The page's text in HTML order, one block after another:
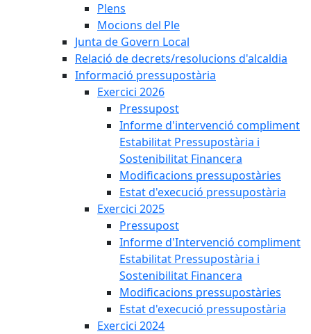
Plens
Mocions del Ple
Junta de Govern Local
Relació de decrets/resolucions d'alcaldia
Informació pressupostària
Exercici 2026
Pressupost
Informe d'intervenció compliment
Estabilitat Pressupostària i
Sostenibilitat Financera
Modificacions pressupostàries
Estat d'execució pressupostària
Exercici 2025
Pressupost
Informe d'Intervenció compliment
Estabilitat Pressupostària i
Sostenibilitat Financera
Modificacions pressupostàries
Estat d'execució pressupostària
Exercici 2024